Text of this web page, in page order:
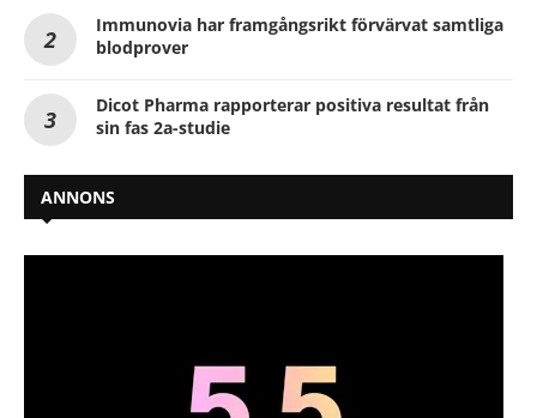
Immunovia har framgångsrikt förvärvat samtliga
blodprover
Dicot Pharma rapporterar positiva resultat från
sin fas 2a-studie
ANNONS